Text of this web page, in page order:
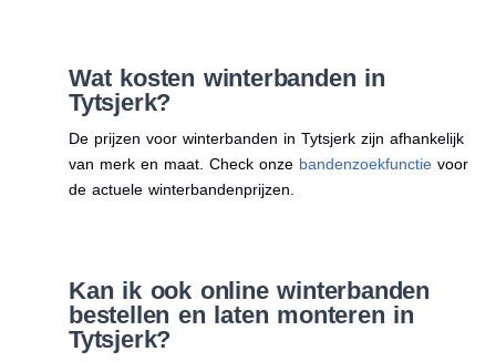
Wat kosten winterbanden in
Tytsjerk?
De prijzen voor winterbanden in Tytsjerk zijn afhankelijk
van merk en maat. Check onze bandenzoekfunctievoor
de actuele winterbandenprijzen.
Kan ik ook online winterbanden
bestellen en laten monteren in
Tytsjerk?